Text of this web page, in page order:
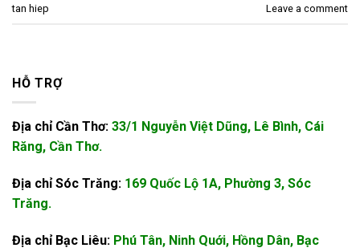
tan hiep
Leave a comment
HỖ TRỢ
Địa chỉ Cần Thơ: 33/1 Nguyễn Việt Dũng, Lê Bình, Cái
Răng, Cần Thơ.
Địa chỉ Sóc Trăng: 169 Quốc Lộ 1A, Phường 3, Sóc
Trăng.
Địa chỉ Bạc Liêu: Phú Tân, Ninh Quới, Hồng Dân, Bạc